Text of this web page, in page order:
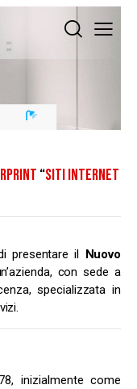
“SITI INTERNET
presentare il Nuovo
con sede a
specializzata in
inizialmente come